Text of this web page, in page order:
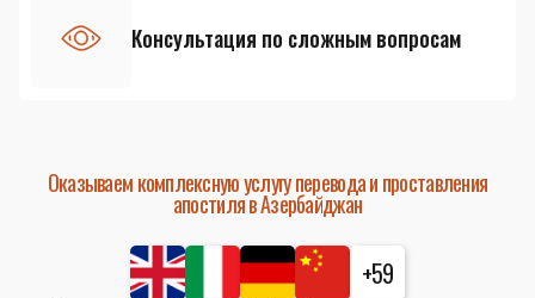
Консультация по сложным вопросам
Оказываем комплексную услугу перевода и проставления
апостиля в Азербайджан
+59